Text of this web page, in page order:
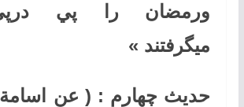
ورمضان را پي
ميگرفتند »
حديث چهارم : ( عن